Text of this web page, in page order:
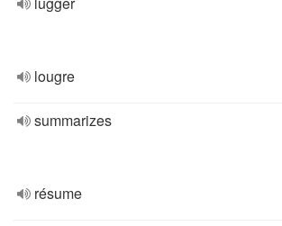
lougre
summarizes
résume